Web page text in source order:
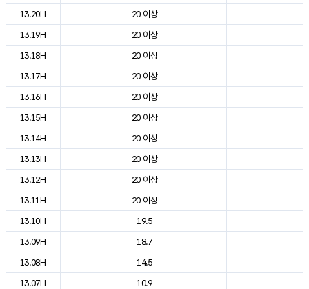
13.20H
20 이상
13.19H
20 이상
13.18H
20 이상
13.17H
20 이상
13.16H
20 이상
13.15H
20 이상
13.14H
20 이상
13.13H
20 이상
13.12H
20 이상
13.11H
20 이상
13.10H
19.5
13.09H
18.7
13.08H
14.5
13.07H
10.9